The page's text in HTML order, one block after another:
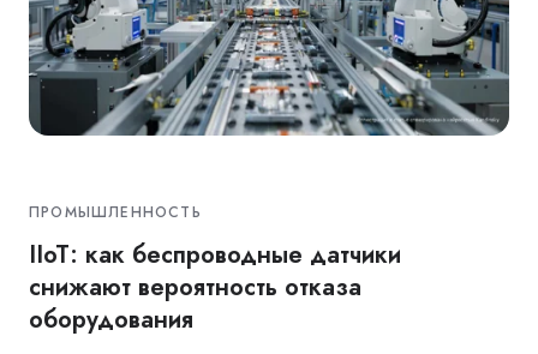
ПРОМЫШЛЕННОСТЬ
IIoT: как беспроводные датчики
снижают вероятность отказа
оборудования